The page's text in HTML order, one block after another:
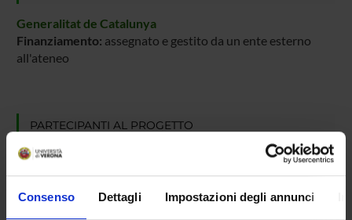
Consenso Dettagli Impostazioni degli annunci
Generalitat de Catalunya
Finanziamento: assegnato e gestito da un ente esterno
all'ateneo
PARTECIPANTI AL PROGETTO
Lidia Angeleri
Professore ordinario